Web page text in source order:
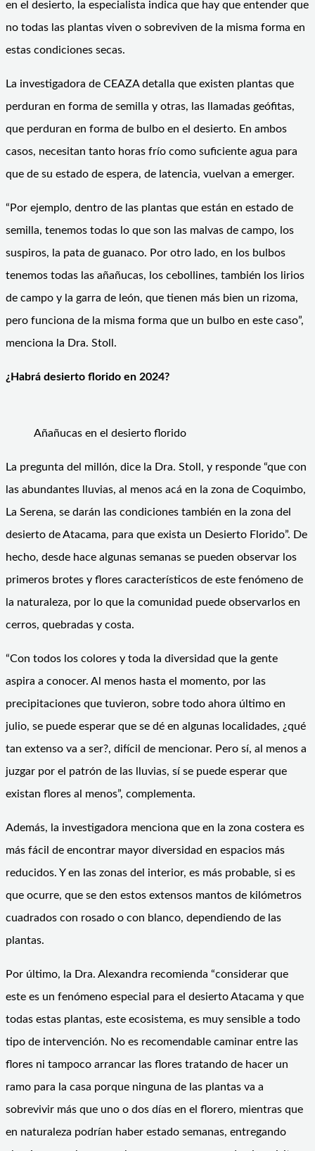
en el desierto, la especialista indica que hay que entender que
no todas las plantas viven o sobreviven de la misma forma en
estas condiciones secas.
La investigadora de CEAZA detalla que existen plantas que
perduran en forma de semilla y otras, las llamadas geófitas,
que perduran en forma de bulbo en el desierto. En ambos
casos, necesitan tanto horas frío como suficiente agua para
que de su estado de espera, de latencia, vuelvan a emerger.
“Por ejemplo, dentro de las plantas que están en estado de
semilla, tenemos todas lo que son las malvas de campo, los
suspiros, la pata de guanaco. Por otro lado, en los bulbos
tenemos todas las añañucas, los cebollines, también los lirios
de campo y la garra de león, que tienen más bien un rizoma,
pero funciona de la misma forma que un bulbo en este caso”,
menciona la Dra. Stoll.
¿Habrá desierto florido en 2024?
Añañucas en el desierto florido
La pregunta del millón, dice la Dra. Stoll, y responde “que con
las abundantes lluvias, al menos acá en la zona de Coquimbo,
La Serena, se darán las condiciones también en la zona del
desierto de Atacama, para que exista un Desierto Florido”. De
hecho, desde hace algunas semanas se pueden observar los
primeros brotes y flores característicos de este fenómeno de
la naturaleza, por lo que la comunidad puede observarlos en
cerros, quebradas y costa.
“Con todos los colores y toda la diversidad que la gente
aspira a conocer. Al menos hasta el momento, por las
precipitaciones que tuvieron, sobre todo ahora último en
julio, se puede esperar que se dé en algunas localidades, ¿qué
tan extenso va a ser?, difícil de mencionar. Pero sí, al menos a
juzgar por el patrón de las lluvias, sí se puede esperar que
existan flores al menos”, complementa.
Además, la investigadora menciona que en la zona costera es
más fácil de encontrar mayor diversidad en espacios más
reducidos. Y en las zonas del interior, es más probable, si es
que ocurre, que se den estos extensos mantos de kilómetros
cuadrados con rosado o con blanco, dependiendo de las
plantas.
Por último, la Dra. Alexandra recomienda “considerar que
este es un fenómeno especial para el desierto Atacama y que
todas estas plantas, este ecosistema, es muy sensible a todo
tipo de intervención. No es recomendable caminar entre las
flores ni tampoco arrancar las flores tratando de hacer un
ramo para la casa porque ninguna de las plantas va a
sobrevivir más que uno o dos días en el florero, mientras que
en naturaleza podrían haber estado semanas, entregando